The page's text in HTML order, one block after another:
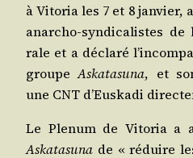
à Vito­ria les 7 et 8 jan­vier,
anar­cho-syn­di­ca­listes de
rale et a décla­ré
groupeAskata­suna, et
une CNT d’Eus­ka­di
Le Ple­num de Vito­ria a
Aska­ta­su­na de « réduire